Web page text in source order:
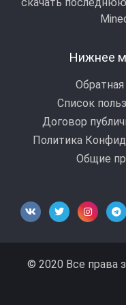
Нижнее
Обратная
Список
Договор
Политика
Общие
© 2020 Все права